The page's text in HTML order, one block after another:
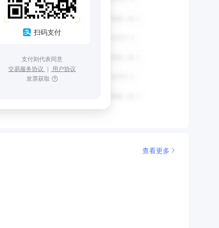
扫码支付
支付则代表同意
交易服务协议 ｜ 用户协议
发票获取
查看更多